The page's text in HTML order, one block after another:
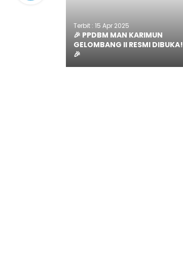
Terbit : 15 Apr 2025
🎉 PPDBM MAN KARIMUN
GELOMBANG II RESMI DIBUKA!
🎉